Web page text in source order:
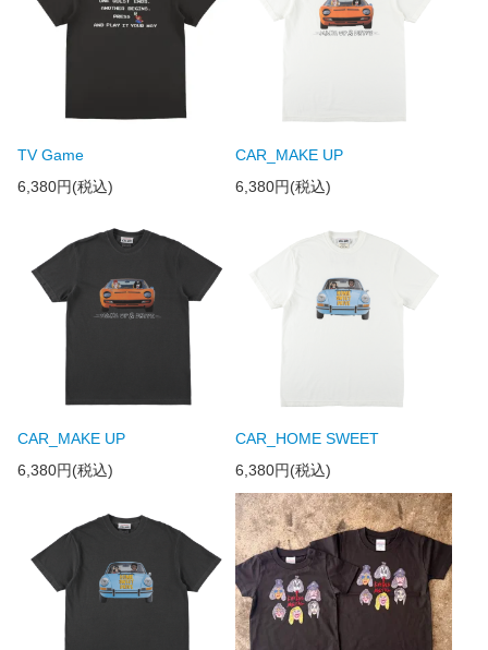
TV Game
6,380円(税込)
CAR_MAKE UP
6,380円(税込)
CAR_MAKE UP
6,380円(税込)
CAR_HOME SWEET
6,380円(税込)